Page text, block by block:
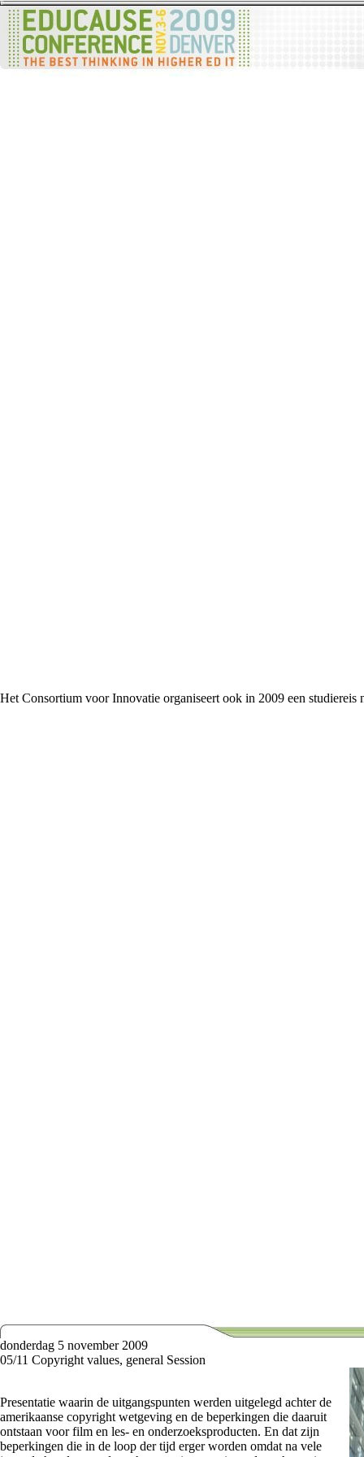
Het Consortium voor Innovatie organiseert ook in 2009 een studiereis
donderdag 5 november 2009
05/11 Copyright values, general Session
Presentatie waarin de uitgangspunten werden uitgelegd achter de
amerikaanse copyright wetgeving en de beperkingen die daaruit
ontstaan voor film en les- en onderzoeksproducten. En dat zijn
beperkingen die in de loop der tijd erger worden omdat na vele